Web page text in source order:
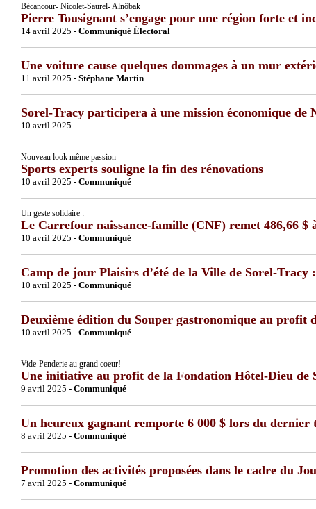
Bécancour- Nicolet-Saurel- Alnôbak
Pierre Tousignant s’engage pour une région forte et
14 avril 2025 - Communiqué Électoral
Une voiture cause quelques dommages à un mur
11 avril 2025 - Stéphane Martin
Sorel-Tracy participera à une mission économique de
10 avril 2025 -
Nouveau look même passion
Sports experts souligne la fin des rénovations
10 avril 2025 - Communiqué
Un geste solidaire :
Le Carrefour naissance-famille (CNF) remet 486,66 $
10 avril 2025 - Communiqué
Camp de jour Plaisirs d’été de la Ville de Sorel-
10 avril 2025 - Communiqué
Deuxième édition du Souper gastronomique au profit
10 avril 2025 - Communiqué
Vide-Penderie au grand coeur!
Une initiative au profit de la Fondation Hôtel-Dieu de
9 avril 2025 - Communiqué
Un heureux gagnant remporte 6 000 $ lors du dernier
8 avril 2025 - Communiqué
Promotion des activités proposées dans le cadre du
7 avril 2025 - Communiqué